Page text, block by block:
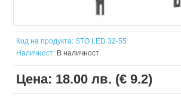
Код на продукта: STO LED 32-55
Наличност: В наличност
Цена: 18.00 лв. (€ 9.2)